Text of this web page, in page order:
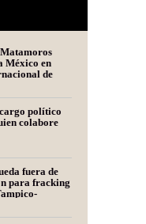
México en
de
político
colabore
fuera de
para fracking
comité